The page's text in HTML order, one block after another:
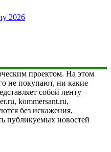
2026
проектом. На этом
не покупают, ни какие
собой ленту
kommersant.ru,
без искажения,
публикуемых новостей